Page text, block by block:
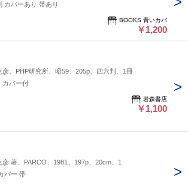
カバーあり 帯あり
BOOKS 青いカバ
￥1,200
彦、PHP研究所、昭59、205p、四六判、1冊
バー付
岩森書店
￥1,100
彦 著、PARCO、1981、197p、20cm、1
バー 帯